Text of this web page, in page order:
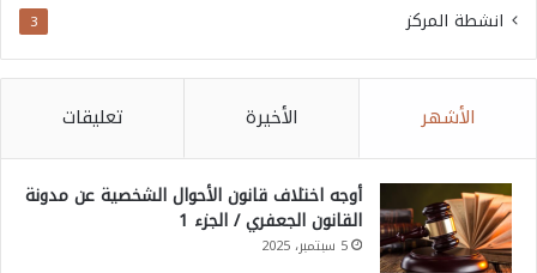
انشطة المركز 3
الأشهر الأخيرة تعليقات
أوجه اختلاف قانون الأحوال الشخصية عن مدونة
القانون الجعفري / الجزء 1
5 سبتمبر، 2025